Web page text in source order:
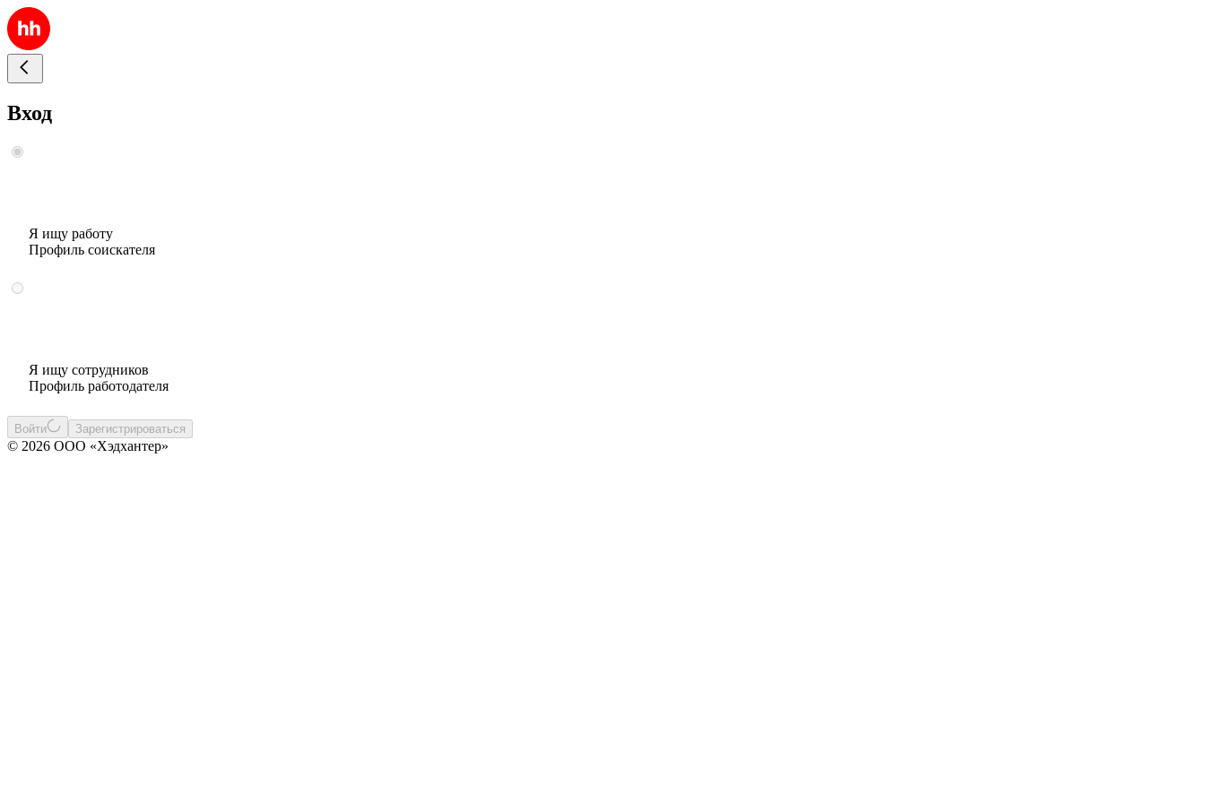
Вход
Я ищу работу
Профиль соискателя
Я ищу сотрудников
Профиль работодателя
Войти Зарегистрироваться
© 2026 ООО «Хэдхантер»